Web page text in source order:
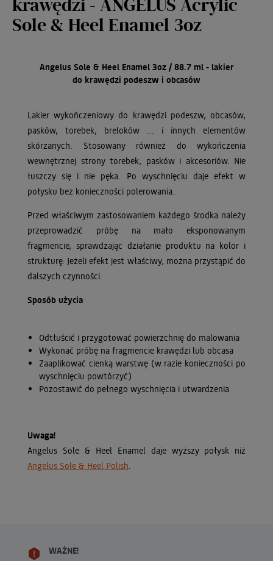
krawędzi - ANGELUS Acrylic
Sole & Heel Enamel 3oz
Angelus Sole & Heel Enamel 3oz / 88.7 ml - lakier
do krawędzi podeszw i obcasów
Lakier wykończeniowy do krawędzi podeszw, obcasów,
pasków, torebek, breloków ... i innych elementów
skórzanych. Stosowany również do wykończenia
wewnętrznej strony torebek, pasków i akcesoriów. Nie
łuszczy się i nie pęka. Po wyschnięciu daje efekt w
połysku bez konieczności polerowania.
Przed właściwym zastosowaniem każdego środka należy
przeprowadzić próbę na mało eksponowanym
fragmencie, sprawdzając działanie produktu na kolor i
strukturę. Jeżeli efekt jest właściwy, można przystąpić do
dalszych czynności.
Sposób użycia
Odtłuścić i przygotować powierzchnię do malowania
Wykonać próbę na fragmencie krawędzi lub obcasa
Zaaplikować cienką warstwę (w razie konieczności po
wyschnięciu powtórzyć)
Pozostawić do pełnego wyschnięcia i utwardzenia
Uwaga!
Angelus Sole & Heel Enamel daje wyższy połysk niż
Angelus Sole & Heel Polish
WAŻNE!